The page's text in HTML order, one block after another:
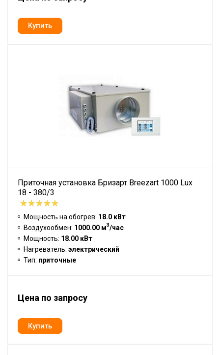
Приточная установка Бризарт Breezart 1000 Lux
18 - 380/3
Мощность на обогрев: 18.0 кВт
Воздухообмен: 1000.00 м3/час
Мощность: 18.00 кВт
Нагреватель: электрический
Тип: приточные
Цена по запросу